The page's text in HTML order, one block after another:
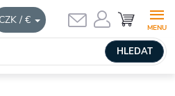
CZK / €
HLEDAT
NÁKUPNÍ
KOŠÍK